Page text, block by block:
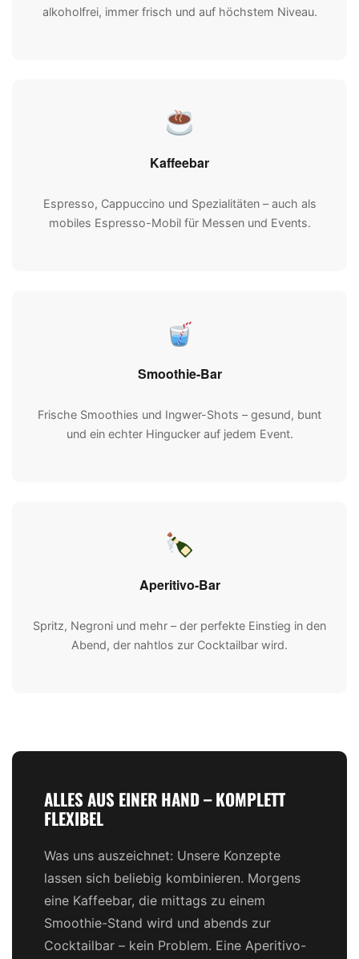
alkoholfrei, immer frisch und auf höchstem Niveau.
Kaffeebar
Espresso, Cappuccino und Spezialitäten – auch als
mobiles Espresso-Mobil für Messen und Events.
Smoothie-Bar
Frische Smoothies und Ingwer-Shots – gesund, bunt
und ein echter Hingucker auf jedem Event.
Aperitivo-Bar
Spritz, Negroni und mehr – der perfekte Einstieg in den
Abend, der nahtlos zur Cocktailbar wird.
ALLES AUS EINER HAND – KOMPLETT
FLEXIBEL
Was uns auszeichnet: Unsere Konzepte
lassen sich beliebig kombinieren. Morgens
eine Kaffeebar, die mittags zu einem
Smoothie-Stand wird und abends zur
Cocktailbar – kein Problem. Eine Aperitivo-